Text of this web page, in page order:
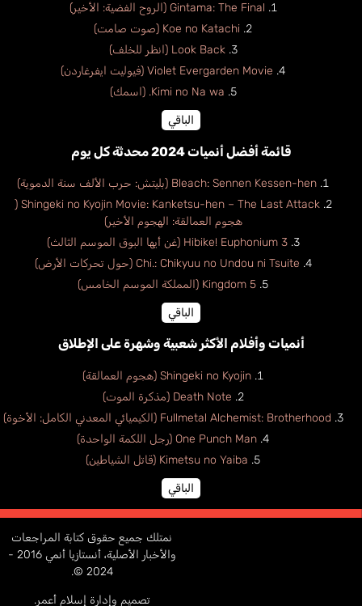
Gintama: The Final (الروح الفضية: الأخير)
Koe no Katachi (صوت صامت)
Look Back (انظر للخلف)
Violet Evergarden Movie (فيوليت ايفرغاردن)
Kimi no Na wa. (اسمك)
الباقي
قائمة أفضل أنميات 2024 محدثة كل يوم
Bleach: Sennen Kessen-hen (بليتش: حرب الألف سنة الدموية)
Shingeki no Kyojin Movie: Kanketsu-hen – The Last Attack (
هجوم العمالقة: الهجوم الأخير)
Hibike! Euphonium 3 (غن أيها البوق الموسم الثالث)
Chi.: Chikyuu no Undou ni Tsuite (حول تحركات الأرض)
Kingdom 5 (المملكة الموسم الخامس)
الباقي
أنميات وأفلام الأكثر شعبية وشهرة على الإطلاق
Shingeki no Kyojin (هجوم العمالقة)
Death Note (مذكرة الموت)
Fullmetal Alchemist: Brotherhood (الكيميائي المعدني الكامل: الأخوة)
One Punch Man (رجل اللكمة الواحدة)
Kimetsu no Yaiba (قاتل الشياطين)
الباقي
نمتلك جميع حقوق كتابة المراجعات
والأخبار الأصلية، أنستازيا أنمي 2016 -
2024 ©.
تصميم وإدارة إسلام أعمر.